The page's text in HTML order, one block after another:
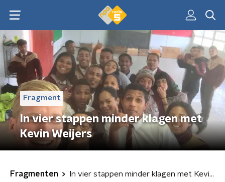
Fragment
In vier stappen minder klagen met
Kevin Weijers
Fragmenten In vier stappen minder klagen met Kevin Weijers